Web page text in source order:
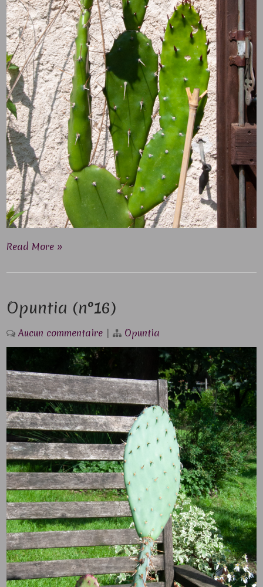
Read More »
Opuntia (n°16)
Aucun commentaire | Opuntia